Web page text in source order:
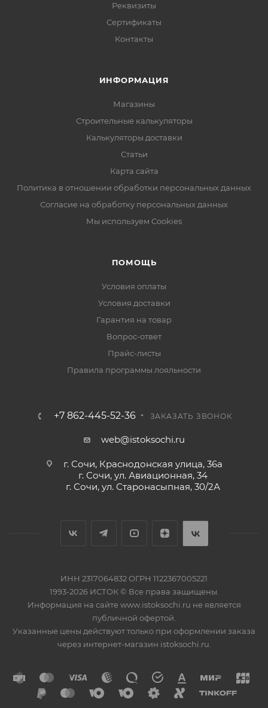
Реквизиты
Сертификаты
Контакты
ИНФОРМАЦИЯ
Магазины
Строительные калькуляторы
Калькуляторы доставки
Статьи
Карта сайта
Политика в отношении обработки персональных данных
Согласие на обработку персональных данных
Мы используем Cookies
ПОМОЩЬ
Условия оплаты
Условия доставки
Гарантия на товар
Вопрос-ответ
Прайс-листы
Правила программы лояльности
+7 862-445-52-36 ЗАКАЗАТЬ ЗВОНОК
web@istoksochi.ru
г. Сочи, Краснодонская улица, 36а
г. Сочи, ул. Авиационная, 34
г. Сочи, ул. Старонасыпная, 30/2А
ИНН 2317064832 ОГРН 1122367005221
1993-2026 ИСТОК © Все права защищены.
Информация на сайте www.istoksochi.ru не является
публичной офертой.
Указанные цены действуют только при оформлении заказа
через интернет-магазин istoksochi.ru.